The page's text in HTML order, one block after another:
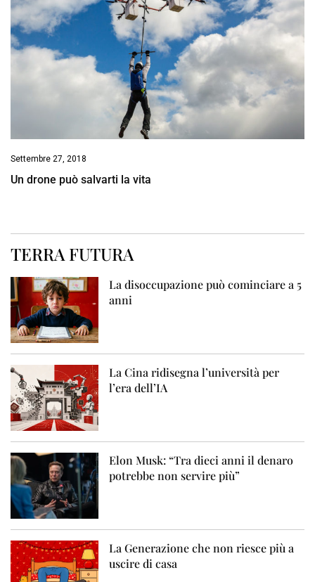
Settembre 27, 2018
Un drone può salvarti la vita
TERRA FUTURA
La disoccupazione può cominciare a 5
anni
La Cina ridisegna l’università per
l’era dell’IA
Elon Musk: “Tra dieci anni il denaro
potrebbe non servire più”
La Generazione che non riesce più a
uscire di casa